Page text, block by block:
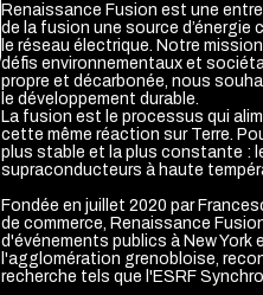
Renaissance Fusion est une
de la fusion une source d’énergie
le réseau électrique. Notre
défis environnementaux et
propre et décarbonée, nous
le développement durable.
La fusion est le processus qui
cette même réaction sur Terre.
plus stable et la plus constante :
supraconducteurs à haute
Fondée en juillet 2020 par
de commerce, Renaissance
d'événements publics à New York
l'agglomération grenobloise,
recherche tels que l'ESRF